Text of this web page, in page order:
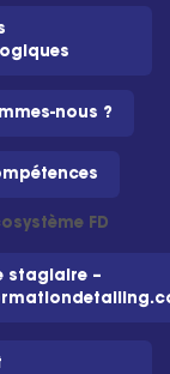
nous ?
FD
stagiaire –